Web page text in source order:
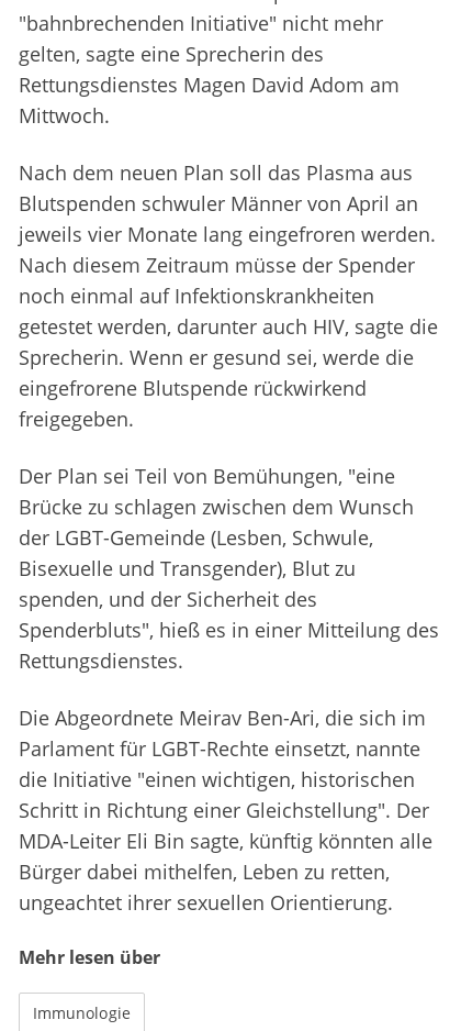
"bahnbrechenden Initiative" nicht mehr
gelten, sagte eine Sprecherin des
Rettungsdienstes Magen David Adom am
Mittwoch.
Nach dem neuen Plan soll das Plasma aus
Blutspenden schwuler Männer von April an
jeweils vier Monate lang eingefroren werden.
Nach diesem Zeitraum müsse der Spender
noch einmal auf Infektionskrankheiten
getestet werden, darunter auch HIV, sagte die
Sprecherin. Wenn er gesund sei, werde die
eingefrorene Blutspende rückwirkend
freigegeben.
Der Plan sei Teil von Bemühungen, "eine
Brücke zu schlagen zwischen dem Wunsch
der LGBT-Gemeinde (Lesben, Schwule,
Bisexuelle und Transgender), Blut zu
spenden, und der Sicherheit des
Spenderbluts", hieß es in einer Mitteilung des
Rettungsdienstes.
Die Abgeordnete Meirav Ben-Ari, die sich im
Parlament für LGBT-Rechte einsetzt, nannte
die Initiative "einen wichtigen, historischen
Schritt in Richtung einer Gleichstellung". Der
MDA-Leiter Eli Bin sagte, künftig könnten alle
Bürger dabei mithelfen, Leben zu retten,
ungeachtet ihrer sexuellen Orientierung.
Mehr lesen über
Immunologie